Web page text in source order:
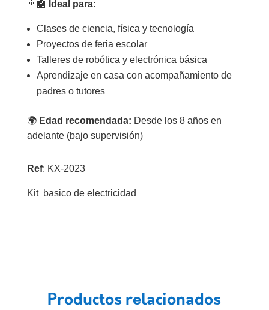
👨‍🏫 Ideal para:
Clases de ciencia, física y tecnología
Proyectos de feria escolar
Talleres de robótica y electrónica básica
Aprendizaje en casa con acompañamiento de
padres o tutores
🌍 Edad recomendada: Desde los 8 años en
adelante (bajo supervisión)
Ref: KX-2023
Kit basico de electricidad
Productos relacionados